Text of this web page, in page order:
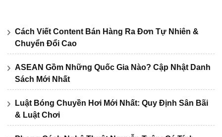
Cách Viết Content Bán Hàng Ra Đơn Tự Nhiên &
Chuyển Đổi Cao
ASEAN Gồm Những Quốc Gia Nào? Cập Nhật Danh
Sách Mới Nhất
Luật Bóng Chuyền Hơi Mới Nhất: Quy Định Sân Bãi
& Luật Chơi